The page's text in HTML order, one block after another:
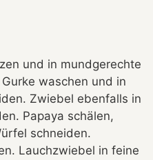
und in mundgerechte
waschen und in
Zwiebel ebenfalls in
Papaya schälen,
schneiden.
Lauchzwiebel in feine